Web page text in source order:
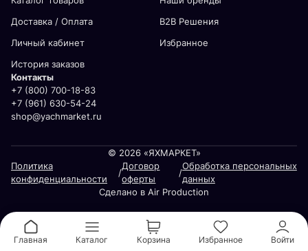
Доставка / Оплата
В2В Решения
Личный кабинет
Избранное
История заказов
Контакты
+7 (800) 700-18-83
+7 (961) 630-54-24
shop@yachmarket.ru
© 2026 «ЯХМАРКЕТ»
Политика
конфиденциальности
/
Договор
оферты
/
Обработка персональных
данных
Сделано в Air Production
Главная Каталог Корзина Избранное Войти